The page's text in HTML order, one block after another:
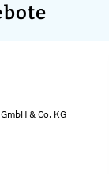
& Co. KG